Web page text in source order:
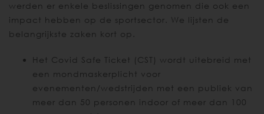
werden er enkele beslissingen genomen die ook een
impact hebben op de sportsector. We lijsten de
belangrijkste zaken kort op.
Het Covid Safe Ticket (CST) wordt uitebreid met
een mondmaskerplicht voor
evenementen/wedstrijden met een publiek van
meer dan 50 personen indoor of meer dan 100